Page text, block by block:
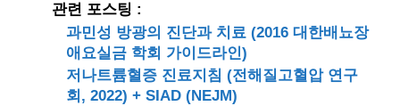
관련 포스팅 :
과민성 방광의 진단과 치료 (2016 대한배뇨장
애요실금 학회 가이드라인)
저나트륨혈증 진료지침 (전해질고혈압 연구
회, 2022) + SIAD (NEJM)